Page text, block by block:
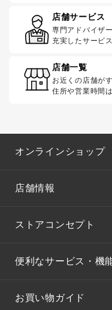
店舗サービス
専門アドバイザ
充実したサービ
店舗一覧
お近くの店舗が
住所や営業時間
オンラインショップ
店舗情報
ストアコンセプト
便利なサービス・機
お買い物ガイド